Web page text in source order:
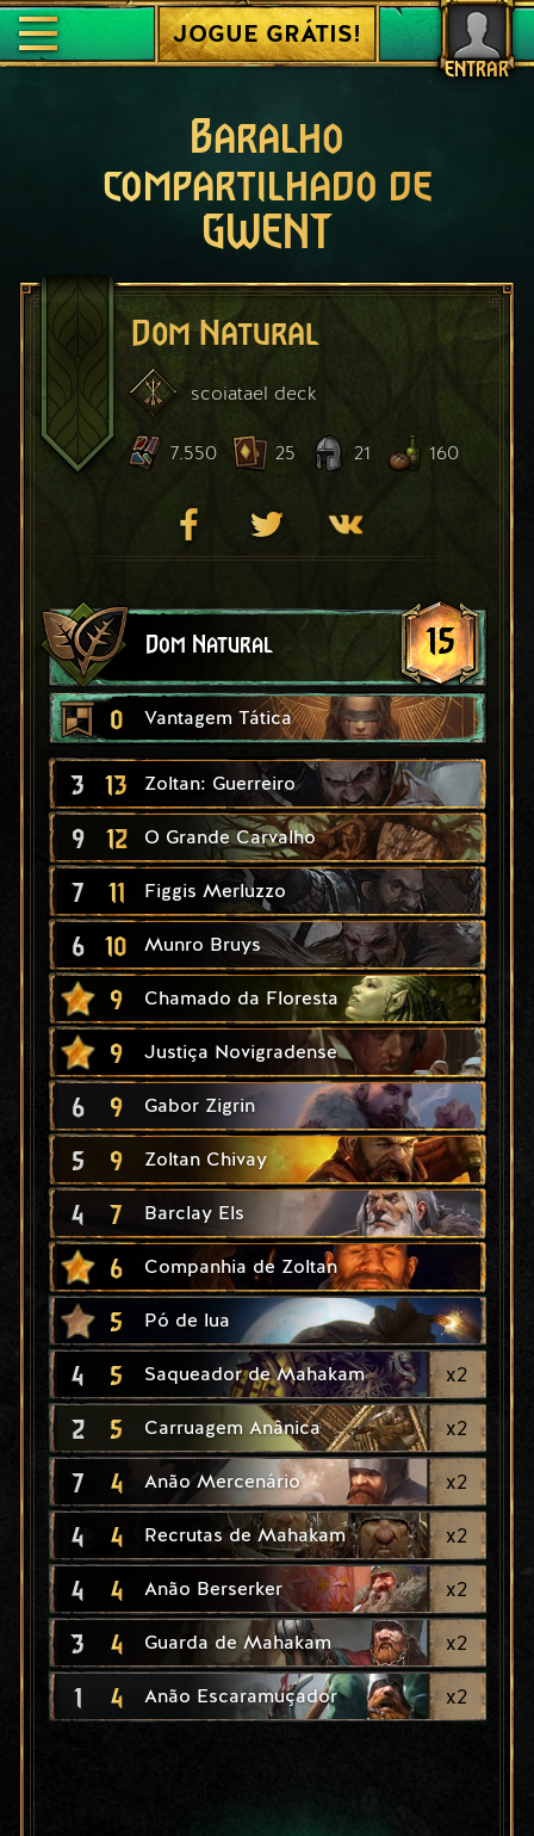
ENTRAR
JOGUE GRÁTIS!
Baralho
compartilhado de
GWENT
Dom Natural
scoiatael deck
7.550 25 21 160
Dom Natural 15
0 Vantagem Tática
3 13 Zoltan: Guerreiro
9 12 O Grande Carvalho
7 11 Figgis Merluzzo
6 10 Munro Bruys
9 Chamado da Floresta
9 Justiça Novigradense
6 9 Gabor Zigrin
5 9 Zoltan Chivay
4 7 Barclay Els
6 Companhia de Zoltan
5 Pó de lua
4 5 Saqueador de Mahakam x2
2 5 Carruagem Anânica x2
7 4 Anão Mercenário x2
4 4 Recrutas de Mahakam x2
4 4 Anão Berserker x2
3 4 Guarda de Mahakam x2
1 4 Anão Escaramuçador x2